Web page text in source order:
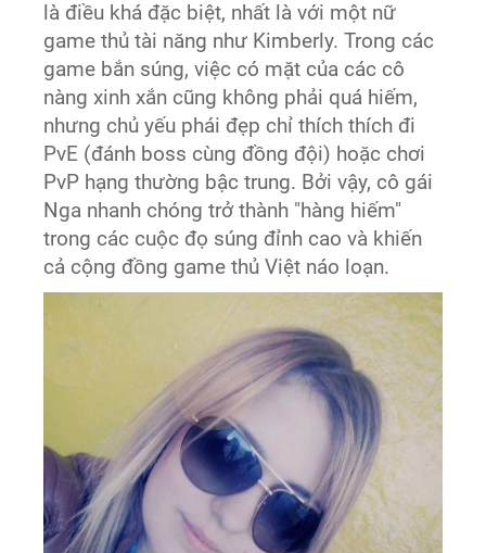
là điều khá đặc biệt, nhất là với một nữ
game thủ tài năng như Kimberly. Trong các
game bắn súng, việc có mặt của các cô
nàng xinh xắn cũng không phải quá hiếm,
nhưng chủ yếu phái đẹp chỉ thích thích đi
PvE (đánh boss cùng đồng đội) hoặc chơi
PvP hạng thường bậc trung. Bởi vậy, cô gái
Nga nhanh chóng trở thành "hàng hiếm"
trong các cuộc đọ súng đỉnh cao và khiến
cả cộng đồng game thủ Việt náo loạn.